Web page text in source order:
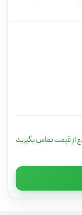
از قیمت تماس بگیرید